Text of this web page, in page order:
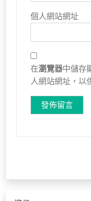
個人網站網址
在瀏覽器中儲存
人網站網址，以